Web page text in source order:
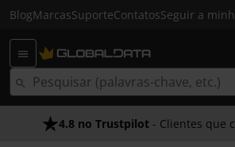
BlogMarcasSuporteContatosSeguir a
4.8 no Trustpilot - Clientes que